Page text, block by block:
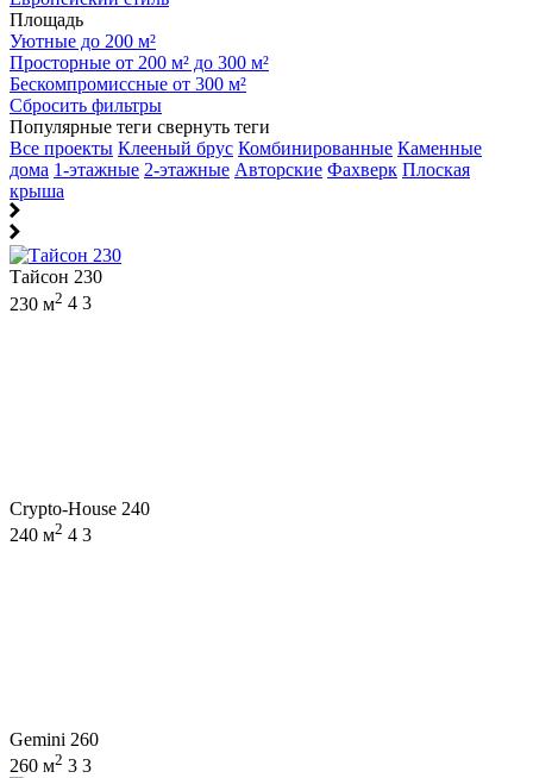
Площадь
Уютные до 200 м²
Просторные от 200 м² до 300 м²
Бескомпромиссные от 300 м²
Сбросить фильтры
Популярные теги свернуть теги
Все проекты Клееный брус Комбинированные Каменные
дома 1-этажные 2-этажные Авторские Фахверк Плоская
крыша
Тайсон 230
230 м2 4 3
Crypto-House 240
240 м2 4 3
Gemini 260
260 м2 3 3